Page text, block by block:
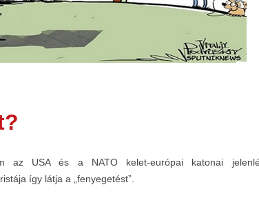
az USA és a NATO kelet-európai katonai
így látja a „fenyegetést”.